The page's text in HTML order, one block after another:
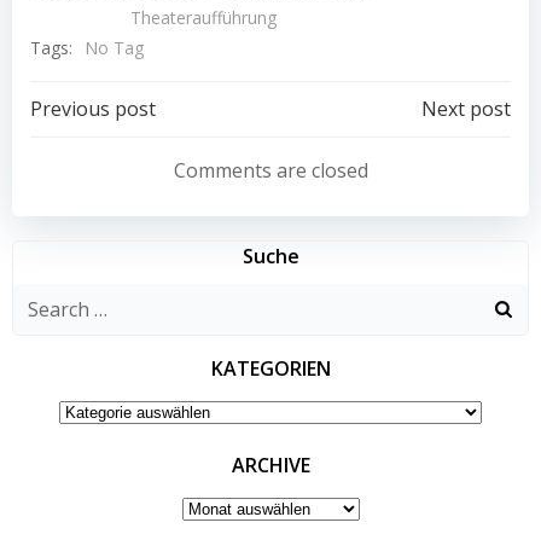
Goethes Faust: Modern und intim
Theateraufführung
Tags:
No Tag
Post
navigation
Previous post
navigation
Next post
Comments are closed
Suche
Search
KATEGORIEN
KATEGORIEN
ARCHIVE
ARCHIVE